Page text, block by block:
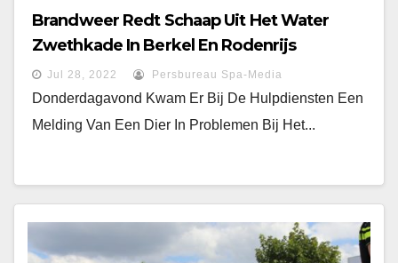
Brandweer Redt Schaap Uit Het Water
Zwethkade In Berkel En Rodenrijs
Jul 28, 2022 Persbureau Spa-Media
Donderdagavond Kwam Er Bij De Hulpdiensten Een
Melding Van Een Dier In Problemen Bij Het...